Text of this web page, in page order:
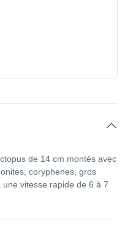
de 14 cm montés avec
coryphenes, gros
vitesse rapide de 6 à 7